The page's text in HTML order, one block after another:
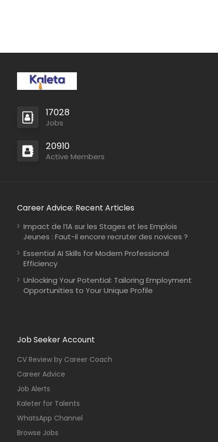
Mozambique
International Union for Conservation of Nature
Consultancy
Kenya Johanniter-Unfall-Hilfe
17028
Jobs
20910
Active Members
Career Advice: Recent Articles
Impact de l’IA sur les Stages et les Emplois
Jeunes : Faut-il encore recruter des novices ?
Essential AI Skills for Modern Professional
Efficiency
Unlocking Your Potential: Tailoring Employment
Opportunities to Your Unique Profile
Job Seeker Account
CV Review by Career Coach
Career Advice
Job Alerts
Kaleter for Talents
WhatsApp Channel
Browse Jobs